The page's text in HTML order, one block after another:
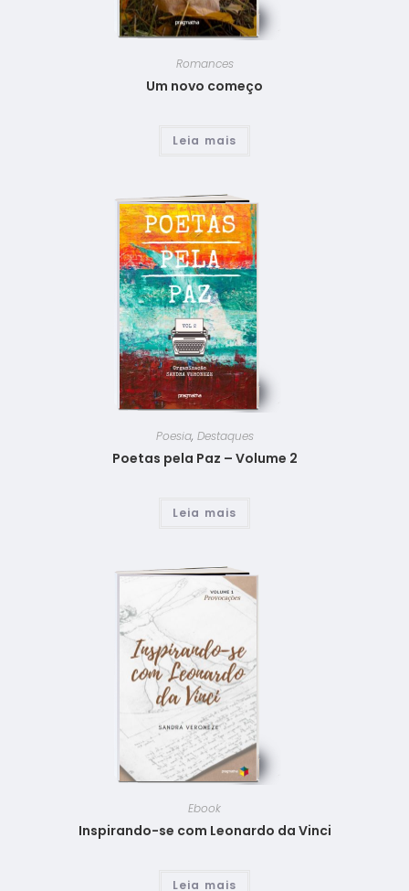
Romances
Um novo começo
Leia mais
Poesia, Destaques
Poetas pela Paz – Volume 2
Leia mais
Ebook
Inspirando-se com Leonardo da Vinci
Leia mais